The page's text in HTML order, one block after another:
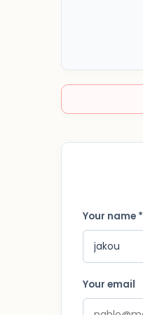
Your name *
Your email